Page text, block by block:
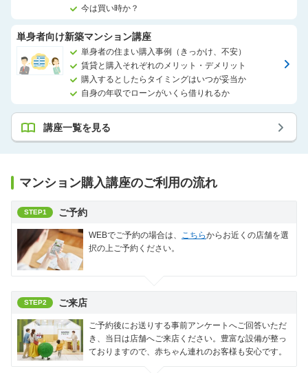
今は買い時か？
単身者向け新築マンション講座
単身者の住まい購入事例（きっかけ、不安）
賃貸と購入それぞれのメリット・デメリット
購入するとしたらタイミングはいつが妥当か
自身の年収でローンがいくら借りれるか
講座一覧を見る
マンション購入講座のご利用の流れ
STEP1 ご予約
WEBでご予約の場合は、 こちらからお近くの店舗を選
択の上ご予約ください。
STEP2 ご来店
ご予約後にお送りする事前アンケートへご回答いただ
き、当日は店舗へご来店ください。豊富な設備が整っ
ておりますので、赤ちゃん連れのお客様も安心です。